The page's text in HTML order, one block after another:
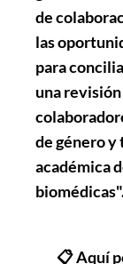
de
las
para
una
de género y
académica
📋 Aquí